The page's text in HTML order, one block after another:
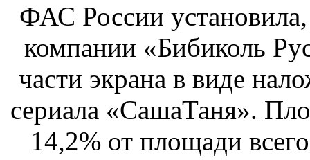
ФАС России установила,
компании «Бибиколь
части экрана в виде
сериала «СашаТаня».
14,2% от площади